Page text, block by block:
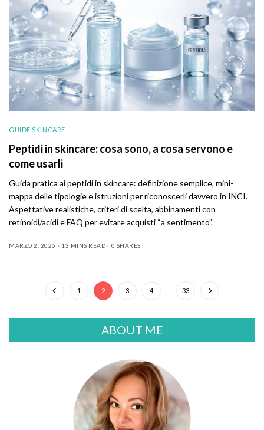
GUIDE SKINCARE
Peptidi in skincare: cosa sono, a cosa servono e
come usarli
Guida pratica ai peptidi in skincare: definizione semplice, mini-
mappa delle tipologie e istruzioni per riconoscerli davvero in INCI.
Aspettative realistiche, criteri di scelta, abbinamenti con
retinoidi/acidi e FAQ per evitare acquisti “a sentimento”.
MARZO 2, 2026 13 MINS READ 0 SHARES
1 2 3 4 33
ABOUT ME